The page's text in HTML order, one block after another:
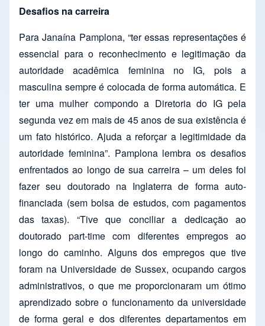
Desafios na carreira
Para Janaína Pamplona, “ter essas representações é
essencial para o reconhecimento e legitimação da
autoridade acadêmica feminina no IG, pois a
masculina sempre é colocada de forma automática. E
ter uma mulher compondo a Diretoria do IG pela
segunda vez em mais de 45 anos de sua existência é
um fato histórico. Ajuda a reforçar a legitimidade da
autoridade feminina”. Pamplona lembra os desafios
enfrentados ao longo de sua carreira – um deles foi
fazer seu doutorado na Inglaterra de forma auto-
financiada (sem bolsa de estudos, com pagamentos
das taxas). “Tive que conciliar a dedicação ao
doutorado part-time com diferentes empregos ao
longo do caminho. Alguns dos empregos que tive
foram na Universidade de Sussex, ocupando cargos
administrativos, o que me proporcionaram um ótimo
aprendizado sobre o funcionamento da universidade
de forma geral e dos diferentes departamentos em